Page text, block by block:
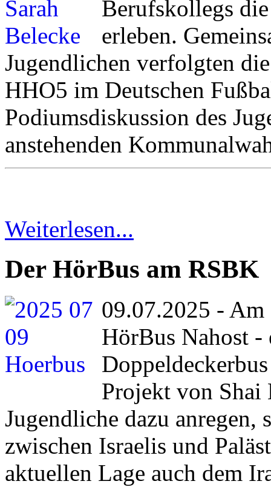
Berufskollegs
erleben.
Jugendlichen verfolgten
HHO5 im Deutschen
Podiumsdiskussion des
anstehenden
Weiterlesen...
Der HörBus am RSBK
09.07.2025 -
HörBus Nahost -
Projekt von
Jugendliche dazu
zwischen Israelis und
aktuellen Lage auch dem